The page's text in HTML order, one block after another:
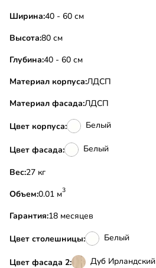
Ширина:40 - 60 см
Высота:80 см
Глубина:40 - 60 см
Материал корпуса:ЛДСП
Материал фасада:ЛДСП
Цвет корпуса: Белый
Цвет фасада: Белый
Вес:
27 кг
Объем:
0.01 м3
Гарантия:18 месяцев
Цвет столешницы: Белый
Цвет фасада 2: Дуб Ирландский